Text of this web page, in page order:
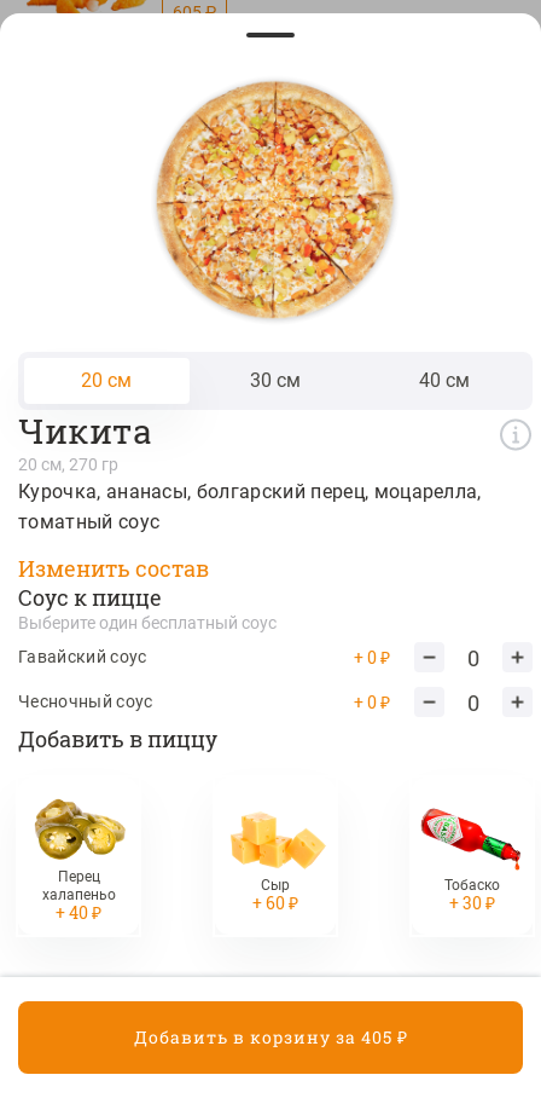
605 ₽
765 ₽
Наггетсы 9 шт
280 ₽
Куриные стрипсы 6шт
180 ₽
390 ₽
190 ₽
Десерты
Медовик
Классический тортик со сметанным кремом
Сырники с малиновым
190 ₽
20 см 30 см 40 см
Чикита
20 см, 270 гр
Курочка ананасы болгарский перец моцарелла
томатный соус
Изменить состав
Соус к пицце
Выберите один бесплатный соус
Гавайский соус
+ 0 ₽ 0
Чесночный соус + 0 ₽
0
Добавить в пиццу
Перец
халапеньо
+ 40 ₽
Сыр
+ 60 ₽
Тобаско
+ 30 ₽
Добавить в корзину за 405 ₽